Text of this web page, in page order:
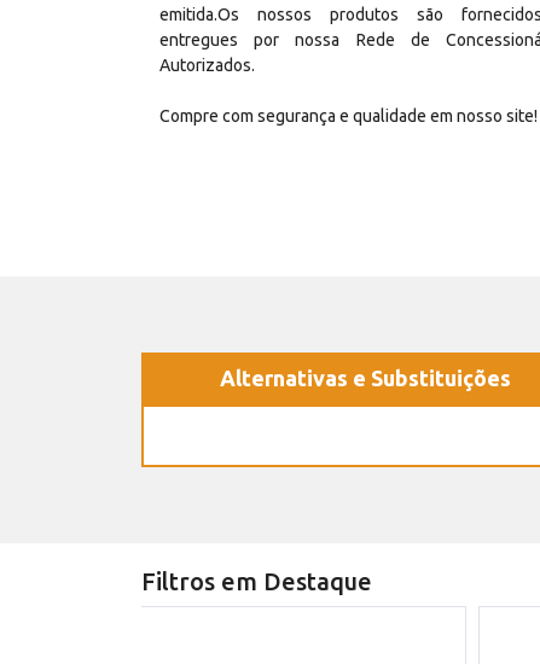
emitida.Os nossos produtos são
entregues por nossa Rede de
Autorizados.
Compre com segurança e qualidade em nosso site!
Alternativas e Substituições
Filtros em Destaque